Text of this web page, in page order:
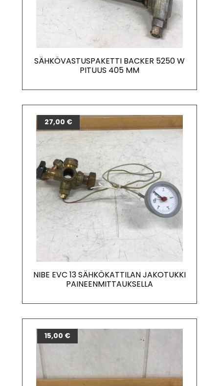
SÄHKÖVASTUSPAKETTI BACKER 5250 W
PITUUS 405 MM
NIBE EVC 13 SÄHKÖKATTILAN JAKOTUKKI
PAINEENMITTAUKSELLA
27,00 €
15,00 €